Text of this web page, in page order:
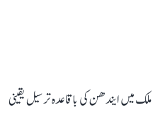
ایندھن کی باقاعدہ ترسیل یقینی